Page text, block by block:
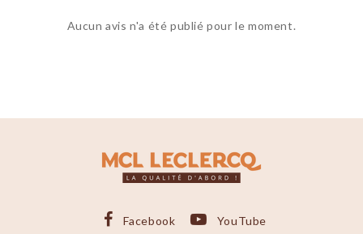
Aucun avis n'a été publié pour le moment.
Facebook YouTube